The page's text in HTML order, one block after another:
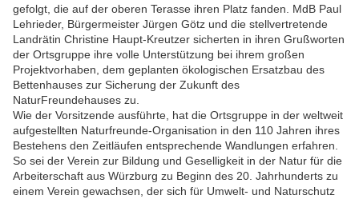
gefolgt, die auf der oberen Terasse ihren Platz fanden. MdB Paul
Lehrieder, Bürgermeister Jürgen Götz und die stellvertretende
Landrätin Christine Haupt-Kreutzer sicherten in ihren Grußworten
der Ortsgruppe ihre volle Unterstützung bei ihrem großen
Projektvorhaben, dem geplanten ökologischen Ersatzbau des
Bettenhauses zur Sicherung der Zukunft des
NaturFreundehauses zu.
Wie der Vorsitzende ausführte, hat die Ortsgruppe in der weltweit
aufgestellten Naturfreunde-Organisation in den 110 Jahren ihres
Bestehens den Zeitläufen entsprechende Wandlungen erfahren.
So sei der Verein zur Bildung und Geselligkeit in der Natur für die
Arbeiterschaft aus Würzburg zu Beginn des 20. Jahrhunderts zu
einem Verein gewachsen, der sich für Umwelt- und Naturschutz